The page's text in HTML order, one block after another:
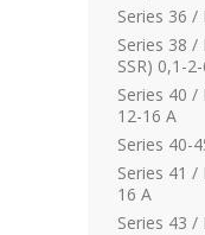
Series 36
Series 38
SSR) 0,1-
Series 40
12-16 A
Series 40-
Series 41 /
16 A
Series 43 /